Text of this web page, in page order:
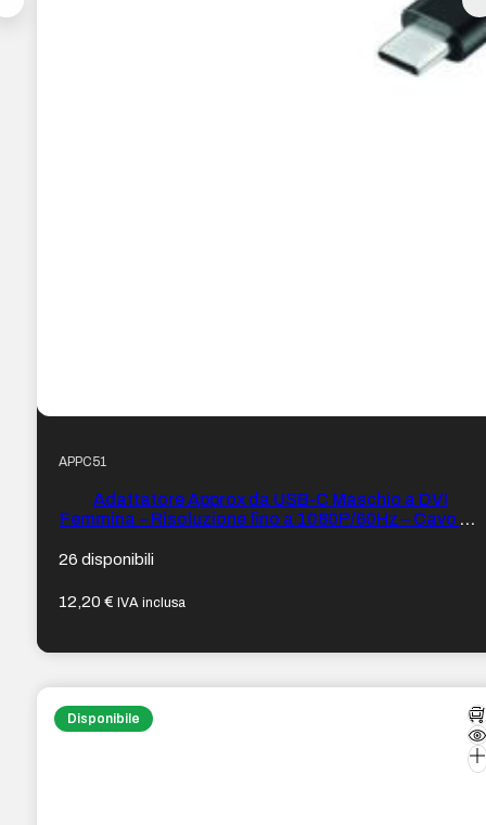
APPC51
Adattatore Approx da USB-C Maschio a DVI
Femmina – Risoluzione fino a 1080P/60Hz – Cavo da
26 disponibili
12,20€ IVA inclusa
Disponibile